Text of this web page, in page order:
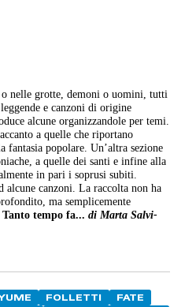
nelle grotte, demoni o uomini, tutti
e canzoni di origine
alcune organizzandole per temi.
a quelle che riportano
fantasia popolare. Un’altra sezione
a quelle dei santi e infine alla
in pari i soprusi subiti.
alcune canzoni. La raccolta non ha
ma semplicemente
Tanto tempo fa...di Marta Salvi-
FOLLETTI
FATE